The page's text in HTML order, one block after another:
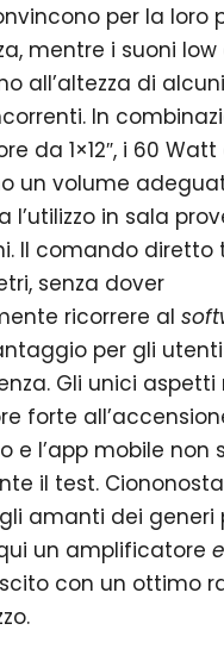
per la loro
mentre i suoni
all’altezza di alcuni
In
da 1×12″, i 60
un volume
l’utilizzo in sala
Il comando diretto
senza dover
ricorrere al
per gli
Gli unici
forte
e l’app mobile non
il test.
amanti dei generi
un amplificatore
con un ottimo